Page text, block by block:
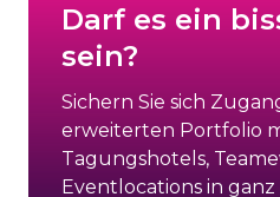
Darf es ein
sein?
Sichern Sie sich
erweiterten Portfolio
Tagungshotels,
Eventlocations in ganz